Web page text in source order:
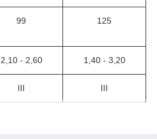
99 125
2,10 - 2,60 1,40 - 3,20
III III